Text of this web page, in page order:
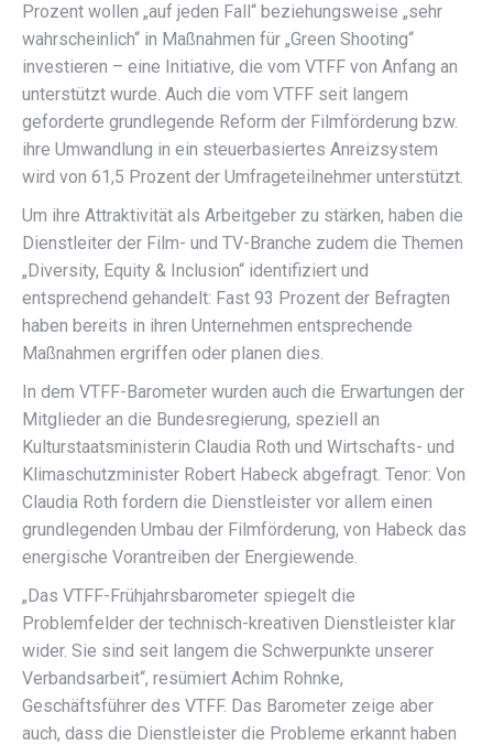
Prozent wollen „auf jeden Fall“ beziehungsweise „sehr
wahrscheinlich“ in Maßnahmen für „Green Shooting“
investieren – eine Initiative, die vom VTFF von Anfang an
unterstützt wurde. Auch die vom VTFF seit langem
geforderte grundlegende Reform der Filmförderung bzw.
ihre Umwandlung in ein steuerbasiertes Anreizsystem
wird von 61,5 Prozent der Umfrageteilnehmer unterstützt.
Um ihre Attraktivität als Arbeitgeber zu stärken, haben die
Dienstleiter der Film- und TV-Branche zudem die Themen
„Diversity, Equity & Inclusion“ identifiziert und
entsprechend gehandelt: Fast 93 Prozent der Befragten
haben bereits in ihren Unternehmen entsprechende
Maßnahmen ergriffen oder planen dies.
In dem VTFF-Barometer wurden auch die Erwartungen der
Mitglieder an die Bundesregierung, speziell an
Kulturstaatsministerin Claudia Roth und Wirtschafts- und
Klimaschutzminister Robert Habeck abgefragt. Tenor: Von
Claudia Roth fordern die Dienstleister vor allem einen
grundlegenden Umbau der Filmförderung, von Habeck das
energische Vorantreiben der Energiewende.
„Das VTFF-Frühjahrsbarometer spiegelt die
Problemfelder der technisch-kreativen Dienstleister klar
wider. Sie sind seit langem die Schwerpunkte unserer
Verbandsarbeit“, resümiert Achim Rohnke,
Geschäftsführer des VTFF. Das Barometer zeige aber
auch, dass die Dienstleister die Probleme erkannt haben